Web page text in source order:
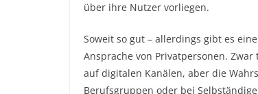
über ihre Nutzer vorliegen.
Soweit so gut – allerdings gibt es
Ansprache von Privatpersonen.
auf digitalen Kanälen, aber die
Berufsgruppen oder bei